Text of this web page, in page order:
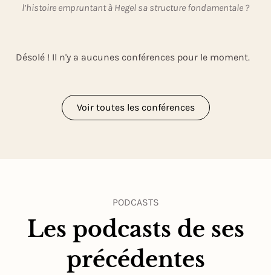
l’histoire empruntant à Hegel sa structure fondamentale ?
Désolé ! Il n'y a aucunes conférences pour le moment.
Voir toutes les conférences
PODCASTS
Les podcasts de ses
précédentes